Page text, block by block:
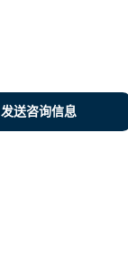
发送咨询信息